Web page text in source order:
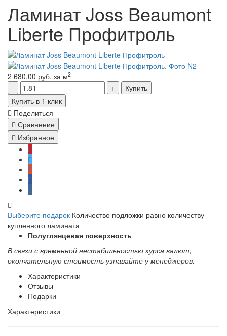
Ламинат Joss Beaumont
Liberte Профитроль
2 680.00 руб. за м2
Купить
Купить в 1 клик
Поделиться
Сравнение
Избранное
Выберите подарок Количество подложки равно количеству
купленного ламината
Полуглянцевая поверхность
В связи с временной нестабильностью курса валют,
окончательную стоимость узнавайте у менеджеров.
Характеристики
Отзывы
Подарки
Характеристики